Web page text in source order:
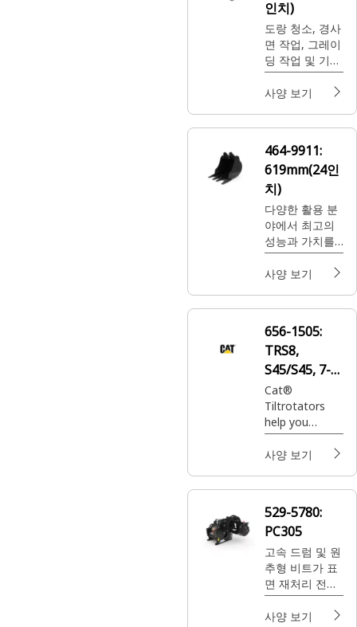
인치)
도랑 청소, 경사
면 작업, 그레이
딩 작업 및 기타
마감 작업용.
사양 보기
464-9911:
619mm(24인
치)
다양한 활용 분
야에서 최고의
성능과 가치를
발휘하기 위한
고강도 버킷입
사양 보기
656-1505:
TRS8,
S45/S45, 7-
10 Ton Mini
Excavators
Cat®
Tiltrotators
help you
maneuver
obstacles in
without the
repositioning
your machine.
사양 보기
529-5780:
PC305
고속 드럼 및 원
추형 비트가 표
면 재처리 전에
아스팔트와 콘
크리트를 신속
사양 보기